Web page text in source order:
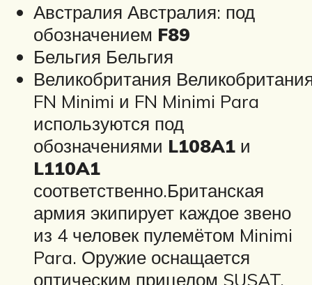
Австралия Австралия: под
обозначением F89
Бельгия Бельгия
Великобритания
FN Minimi и FN Minimi Para
используются под
обозначениями L108A1 и
L110A1
соответственно.Британская
армия экипирует каждое звено
из 4 человек пулемётом Minimi
Para. Оружие оснащается
оптическим прицелом SUSAT.